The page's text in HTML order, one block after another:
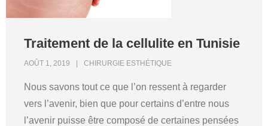
Traitement de la cellulite en Tunisie
AOÛT 1, 2019 CHIRURGIE ESTHÉTIQUE
Nous savons tout ce que l’on ressent à regarder
vers l’avenir, bien que pour certains d’entre nous
l’avenir puisse être composé de certaines pensées